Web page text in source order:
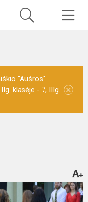
"Aušros"
klasėje - 7, IIIg.
×